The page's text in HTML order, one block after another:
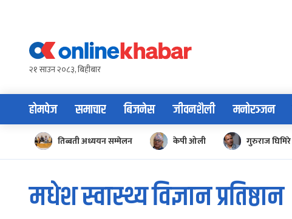
content२१ साउन २०८३, बिहीबार
होमपेज समाचार बिजनेस जीवनशैली मनोरञ्जन
तिब्बती अध्ययन सम्मेलन केपी ओली गुरुराज घिमिरे
मधेश स्वास्थ्य विज्ञान प्रतिष्ठान